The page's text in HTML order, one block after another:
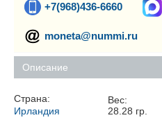
+7(968)436-6660
moneta@nummi.ru
Описание
Страна:
Ирландия
Вес:
28.28 гр.